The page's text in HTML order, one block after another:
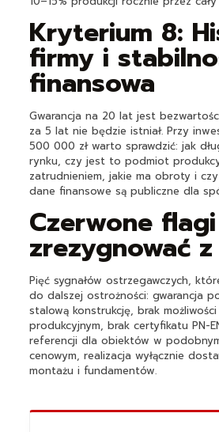
Kryterium 8:
firmy i
finansowa
Gwarancja na 20 lat jest
za 5 lat nie będzie istniał. Przy
500 000 zł warto sprawdzić: jak
rynku, czy jest to podmiot
zatrudnieniem, jakie ma obroty i czy
dane finansowe są publiczne dla
Czerwone
zrezygnować
Pięć sygnałów ostrzegawczych,
do dalszej ostrożności: gwarancja
stalową konstrukcję, brak
produkcyjnym, brak certyfikatu PN-
referencji dla obiektów w
cenowym, realizacja wyłącznie
montażu i fundamentów.